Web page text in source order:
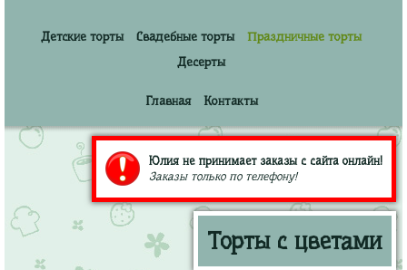
Детские торты Свадебные торты
Праздничные торты
Десерты
Главная Контакты
Юлия не принимает заказы с сайта онлайн!
Заказы только по телефону!
Торты с цветами